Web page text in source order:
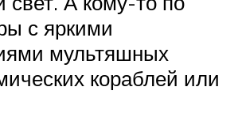
с яркими
мультяшных
кораблей или